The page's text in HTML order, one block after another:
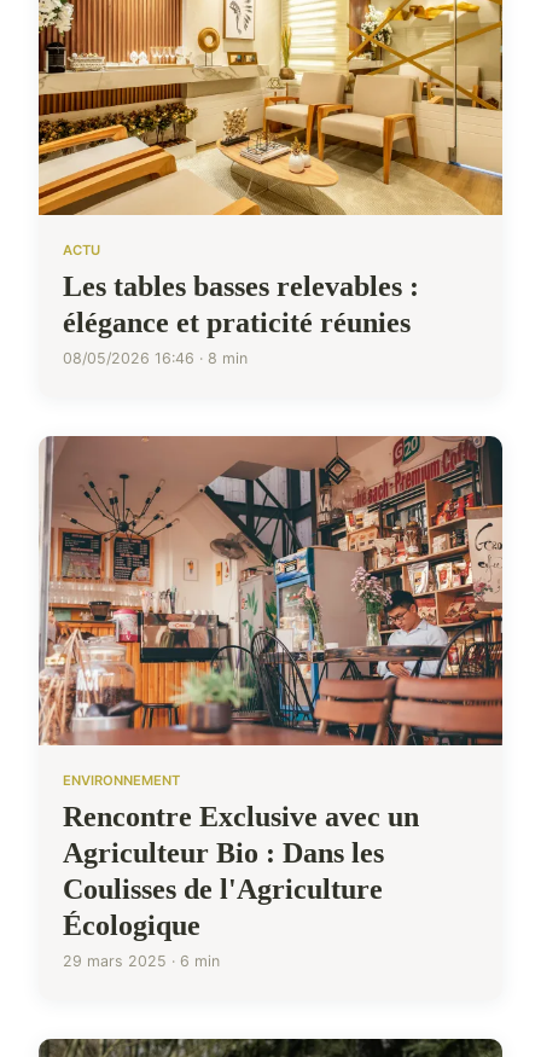
ACTU
Les tables basses relevables :
élégance et praticité réunies
08/05/2026 16:46 · 8 min
ENVIRONNEMENT
Rencontre Exclusive avec un
Agriculteur Bio : Dans les
Coulisses de l'Agriculture
Écologique
29 mars 2025 · 6 min